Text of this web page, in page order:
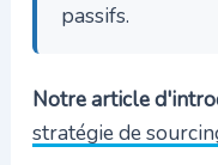
passifs.
Notre article
stratégie de